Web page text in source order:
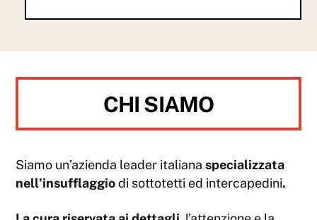
CHI SIAMO
Siamo un’azienda leader italianaspecializzata
nell’insufflaggiodi sottotetti ed intercapedini.